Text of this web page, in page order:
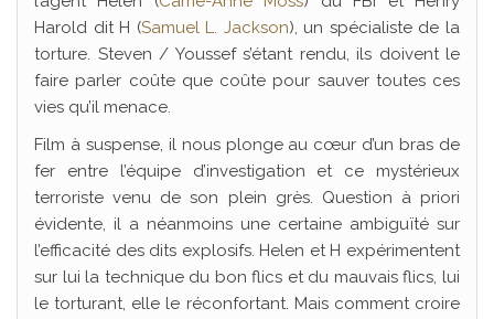
Harold dit H (Samuel L. Jackson), un spécialiste de la
torture. Steven / Youssef s’étant rendu, ils doivent le
faire parler coûte que coûte pour sauver toutes ces
vies qu’il menace.
Film à suspense, il nous plonge au cœur d’un bras de
fer entre l’équipe d’investigation et ce mystérieux
terroriste venu de son plein grès. Question à priori
évidente, il a néanmoins une certaine ambiguïté sur
l’efficacité des dits explosifs. Helen et H expérimentent
sur lui la technique du bon flics et du mauvais flics, lui
le torturant, elle le réconfortant. Mais comment croire